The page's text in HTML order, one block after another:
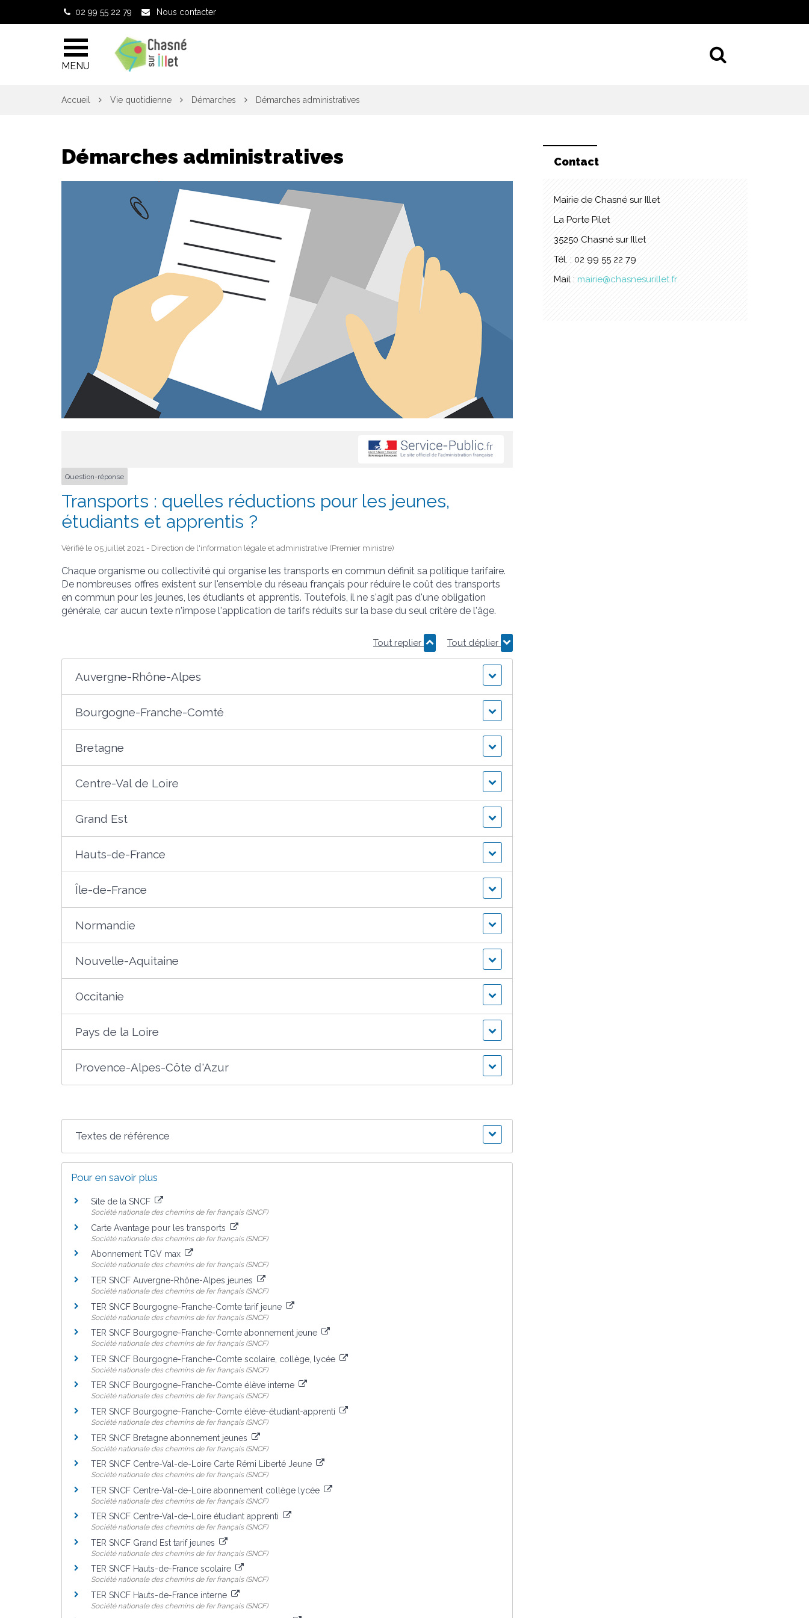
02 99 55 22 79 Nous contacter
MENU
Accueil Vie quotidienne Démarches Démarches administratives
Démarches administratives
Question-réponse
Transports : quelles réductions pour les jeunes,
étudiants et apprentis ?
Vérifié le 05 juillet 2021 - Direction de l'information légale et administrative (Premier ministre)
Chaque organisme ou collectivité qui organise les transports en commun définit sa politique tarifaire.
De nombreuses offres existent sur l'ensemble du réseau français pour réduire le coût des transports
en commun pour les jeunes, les étudiants et apprentis. Toutefois, il ne s'agit pas d'une obligation
générale, car aucun texte n'impose l'application de tarifs réduits sur la base du seul critère de l'âge.
Tout replier Tout déplier
Auvergne-Rhône-Alpes
Bourgogne-Franche-Comté
Bretagne
Centre-Val de Loire
Grand Est
Hauts-de-France
Île-de-France
Normandie
Nouvelle-Aquitaine
Occitanie
Pays de la Loire
Provence-Alpes-Côte d'Azur
Textes de référence
Pour en savoir plus
Site de la SNCF
Société nationale des chemins de fer français (SNCF)
Carte Avantage pour les transports
Société nationale des chemins de fer français (SNCF)
Abonnement TGV max
Société nationale des chemins de fer français (SNCF)
TER SNCF Auvergne-Rhône-Alpes jeunes
Société nationale des chemins de fer français (SNCF)
TER SNCF Bourgogne-Franche-Comte tarif jeune
Société nationale des chemins de fer français (SNCF)
TER SNCF Bourgogne-Franche-Comte abonnement jeune
Société nationale des chemins de fer français (SNCF)
TER SNCF Bourgogne-Franche-Comte scolaire, collège, lycée
Société nationale des chemins de fer français (SNCF)
TER SNCF Bourgogne-Franche-Comte élève interne
Société nationale des chemins de fer français (SNCF)
TER SNCF Bourgogne-Franche-Comte élève-étudiant-apprenti
Société nationale des chemins de fer français (SNCF)
TER SNCF Bretagne abonnement jeunes
Société nationale des chemins de fer français (SNCF)
TER SNCF Centre-Val-de-Loire Carte Rémi Liberté Jeune
Société nationale des chemins de fer français (SNCF)
TER SNCF Centre-Val-de-Loire abonnement collège lycée
Société nationale des chemins de fer français (SNCF)
TER SNCF Centre-Val-de-Loire étudiant apprenti
Société nationale des chemins de fer français (SNCF)
TER SNCF Grand Est tarif jeunes
Société nationale des chemins de fer français (SNCF)
TER SNCF Hauts-de-France scolaire
Société nationale des chemins de fer français (SNCF)
TER SNCF Hauts-de-France interne
Société nationale des chemins de fer français (SNCF)
Contact
Mairie de Chasné sur Illet
La Porte Pilet
35250 Chasné sur Illet
Tél. : 02 99 55 22 79
Mail : mairie@chasnesurillet.fr